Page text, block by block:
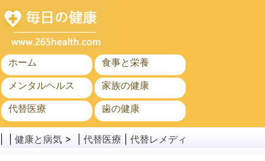
ホーム
食事と栄養
メンタルヘルス
家族の健康
代替医療
歯の健康
がん
公衆衛生と安全
健康と病気 > | 代替医療 代替レメディ